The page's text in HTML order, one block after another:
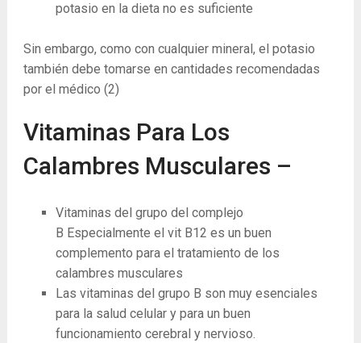
potasio en la dieta no es suficiente
Sin embargo, como con cualquier mineral, el potasio
también debe tomarse en cantidades recomendadas
por el médico (2)
Vitaminas Para Los
Calambres Musculares –
Vitaminas del grupo del complejo
B Especialmente el vit B12 es un buen
complemento para el tratamiento de los
calambres musculares
Las vitaminas del grupo B son muy esenciales
para la salud celular y para un buen
funcionamiento cerebral y nervioso.